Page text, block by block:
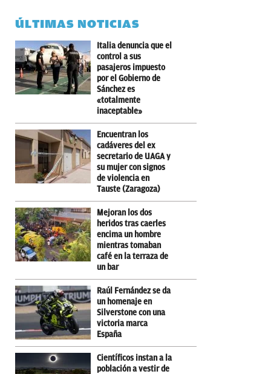
ÚLTIMAS NOTICIAS
Italia denuncia que el
control a sus
pasajeros impuesto
por el Gobierno de
Sánchez es
«totalmente
inaceptable»
Encuentran los
cadáveres del ex
secretario de UAGA y
su mujer con signos
de violencia en
Tauste (Zaragoza)
Mejoran los dos
heridos tras caerles
encima un hombre
mientras tomaban
café en la terraza de
un bar
Raúl Fernández se da
un homenaje en
Silverstone con una
victoria marca
España
Científicos instan a la
población a vestir de